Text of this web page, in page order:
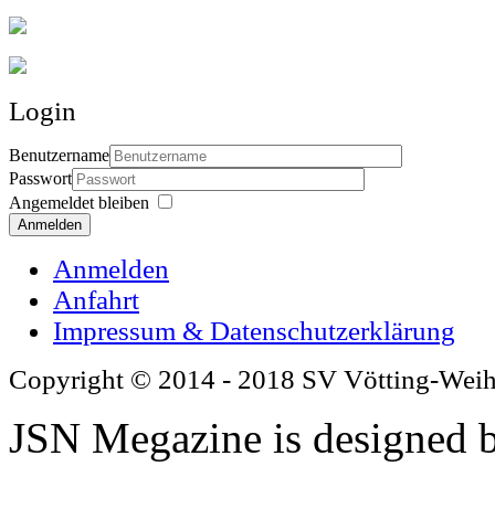
Login
Benutzername
Passwort
Angemeldet bleiben
Anmelden
Anmelden
Anfahrt
Impressum & Datenschutzerklärung
Copyright © 2014 - 2018 SV Vötting-
JSN Megazine is designed